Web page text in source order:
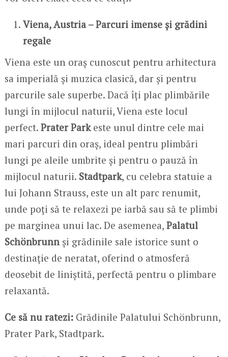
Viena, Austria – Parcuri imense și grădini
regale
Viena este un oraș cunoscut pentru arhitectura
sa imperială și muzica clasică, dar și pentru
parcurile sale superbe. Dacă îți plac plimbările
lungi în mijlocul naturii, Viena este locul
perfect. Prater Parkeste unul dintre cele mai
mari parcuri din oraș, ideal pentru plimbări
lungi pe aleile umbrite și pentru o pauză în
mijlocul naturii. Stadtpark, cu celebra statuie a
lui Johann Strauss, este un alt parc renumit,
unde poți să te relaxezi pe iarbă sau să te plimbi
pe marginea unui lac. De asemenea, Palatul
Schönbrunnși grădinile sale istorice sunt o
destinație de neratat, oferind o atmosferă
deosebit de liniștită, perfectă pentru o plimbare
relaxantă.
Ce să nu ratezi:Grădinile Palatului Schönbrunn,
Prater Park, Stadtpark.